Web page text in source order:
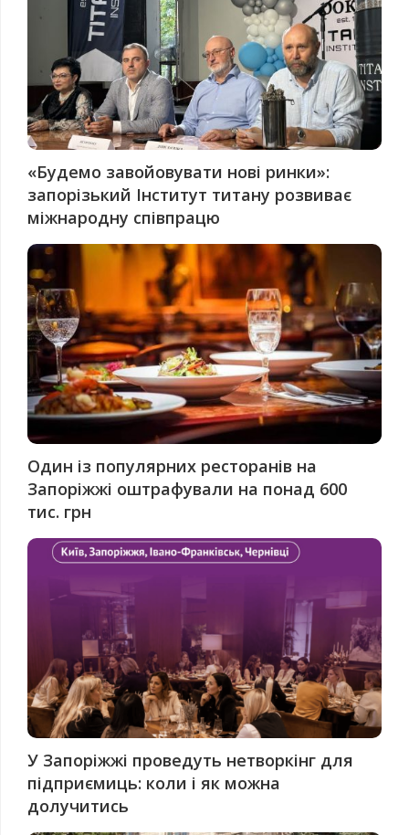
«Будемо завойовувати нові ринки»:
запорізький Інститут титану розвиває
міжнародну співпрацю
Один із популярних ресторанів на
Запоріжжі оштрафували на понад 600
тис. грн
У Запоріжжі проведуть нетворкінг для
підприємиць: коли і як можна
долучитись